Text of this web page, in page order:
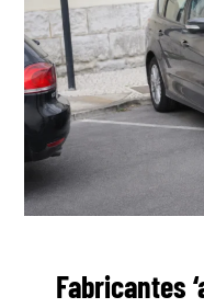
Fabricantes